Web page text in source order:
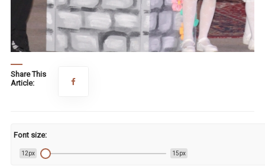
Share This
Article:
Font size:
12px 15px